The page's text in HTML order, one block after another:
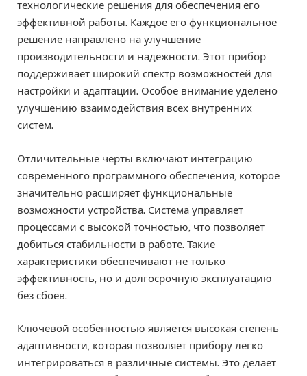
технологические решения для обеспечения его
эффективной работы. Каждое его функциональное
решение направлено на улучшение
производительности и надежности. Этот прибор
поддерживает широкий спектр возможностей для
настройки и адаптации. Особое внимание уделено
улучшению взаимодействия всех внутренних
систем.
Отличительные черты включают интеграцию
современного программного обеспечения, которое
значительно расширяет функциональные
возможности устройства. Система управляет
процессами с высокой точностью, что позволяет
добиться стабильности в работе. Такие
характеристики обеспечивают не только
эффективность, но и долгосрочную эксплуатацию
без сбоев.
Ключевой особенностью является высокая степень
адаптивности, которая позволяет прибору легко
интегрироваться в различные системы. Это делает